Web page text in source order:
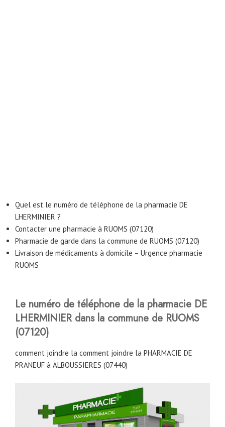
Quel est le numéro de téléphone de la pharmacie DE
LHERMINIER ?
Contacter une pharmacie à RUOMS (07120)
Pharmacie de garde dans la commune de RUOMS (07120)
Livraison de médicaments à domicile – Urgence pharmacie
RUOMS
Le numéro de téléphone de la pharmacie DE
LHERMINIER dans la commune de RUOMS
(07120)
comment joindre la comment joindre la PHARMACIE DE
PRANEUF à ALBOUSSIERES (07440)